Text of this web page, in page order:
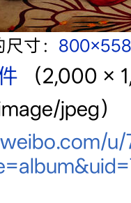
寸：
‎
（2,000 ×
jpeg）